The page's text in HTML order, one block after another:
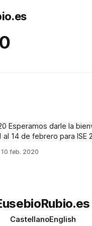
RAI
14 de febrero para ISE
de sistemas y sistemas
10 feb. 2020
CastellanoEnglish